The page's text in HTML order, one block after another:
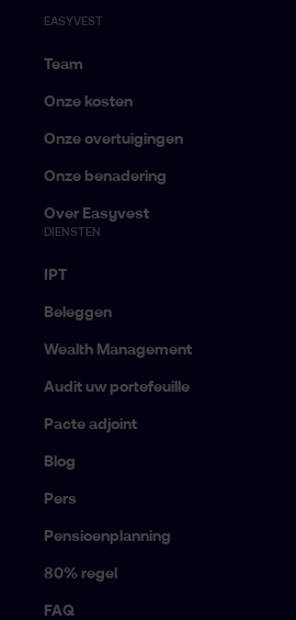
EASYVEST
Team
Onze kosten
Onze overtuigingen
Onze benadering
Over Easyvest
DIENSTEN
IPT
Beleggen
Wealth Management
Audit uw portefeuille
Pacte adjoint
Blog
Pers
Pensioenplanning
80% regel
FAQ